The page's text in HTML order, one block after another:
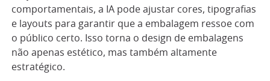
comportamentais, a IA pode ajustar cores, tipografias
e layouts para garantir que a embalagem ressoe com
o público certo. Isso torna o design de embalagens
não apenas estético, mas também altamente
estratégico.